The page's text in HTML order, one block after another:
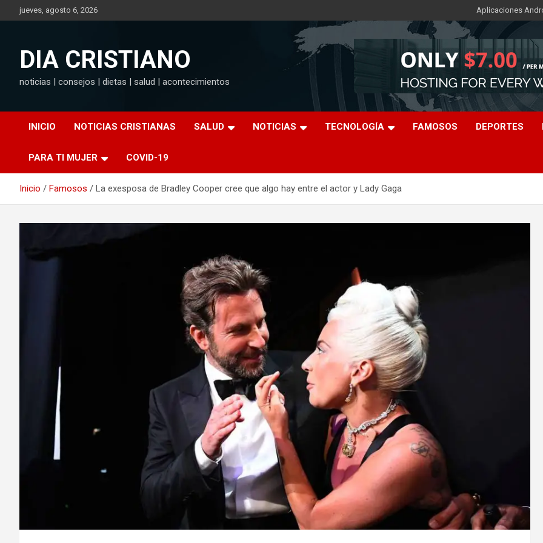
Saltar
al
jueves, agosto 6, 2026 Aplicaciones
DIA CRISTIANO
noticias | consejos | dietas | salud | acontecimientos
INICIO NOTICIAS CRISTIANAS SALUD NOTICIAS TECNOLOGÍA FAMOSOS DEPORTES
PARA TI MUJER COVID-19
Inicio Famosos La exesposa de Bradley Cooper cree que algo hay entre el actor y Lady Gaga